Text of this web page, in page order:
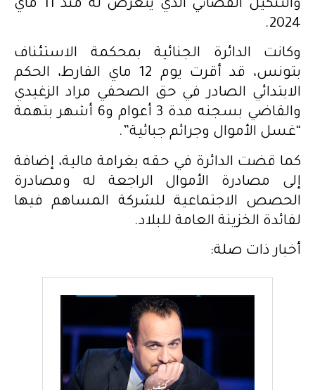
والتنكيل القضائي الذي يتعرّض له منذ 11 ماي
2024.
وكانت الدائرة الجنائية بمحكمة الاستئناف
بتونس، قد أقرت يوم 12 ماي الفارط، الحكم
الابتدائي الصادر في حق الصحفي مراد الزغيدي
والقاضي بسجنه مدة 3 أعوام و6 أشهر بتهمة
“غسل الأموال وجرائم جبائية”.
كما قضت الدائرة في حقه بغرامة مالية، إضافة
إلى مصادرة الأموال الراجعة له ومصادرة
الحصص الاجتماعية للشركة المساهم فيها
لفائدة الخزينة العامة للبلاد.
أخبار ذات صلة: